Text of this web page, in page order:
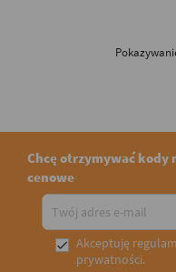
Chcę otrzymywać kody
cenowe
 Akceptuję
prywatności.